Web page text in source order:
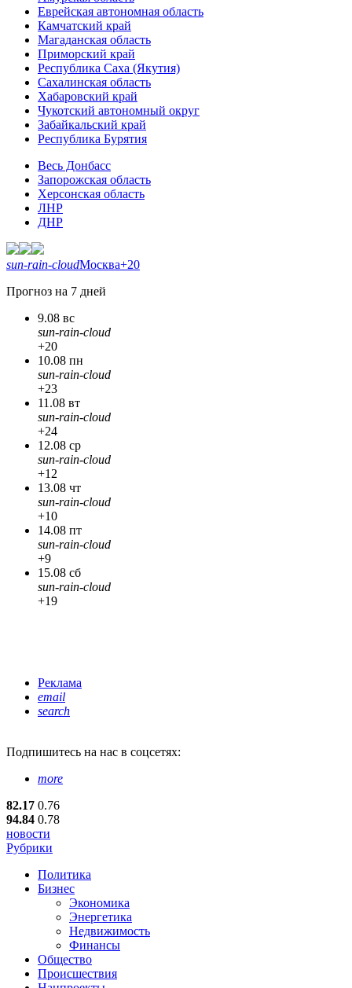
Еврейская автономная область
Камчатский край
Магаданская область
Приморский край
Республика Саха (Якутия)
Сахалинская область
Хабаровский край
Чукотский автономный округ
Забайкальский край
Республика Бурятия
Весь Донбасс
Запорожская область
Херсонская область
ЛНР
ДНР
sun-rain-cloudМосква+20
Прогноз на 7 дней
9.08 вс
sun-rain-cloud
+20
10.08 пн
sun-rain-cloud
+23
11.08 вт
sun-rain-cloud
+24
12.08 ср
sun-rain-cloud
+12
13.08 чт
sun-rain-cloud
+10
14.08 пт
sun-rain-cloud
+9
15.08 сб
sun-rain-cloud
+19
Реклама
email
search
Подпишитесь на нас в соцсетях:
more
82.17 0.76
94.84 0.78
новости
Рубрики
Политика
Бизнес
Экономика
Энергетика
Недвижимость
Финансы
Общество
Происшествия